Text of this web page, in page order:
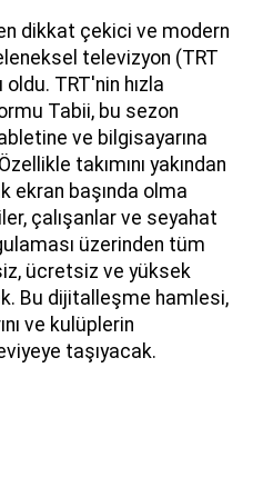
dikkat çekici ve modern
televizyon (TRT
oldu. TRT'nin hızla
Tabii, bu sezon
ve bilgisayarına
takımını yakından
ekran başında olma
çalışanlar ve seyahat
üzerinden tüm
ücretsiz ve yüksek
Bu dijitalleşme hamlesi,
ve kulüplerin
taşıyacak.